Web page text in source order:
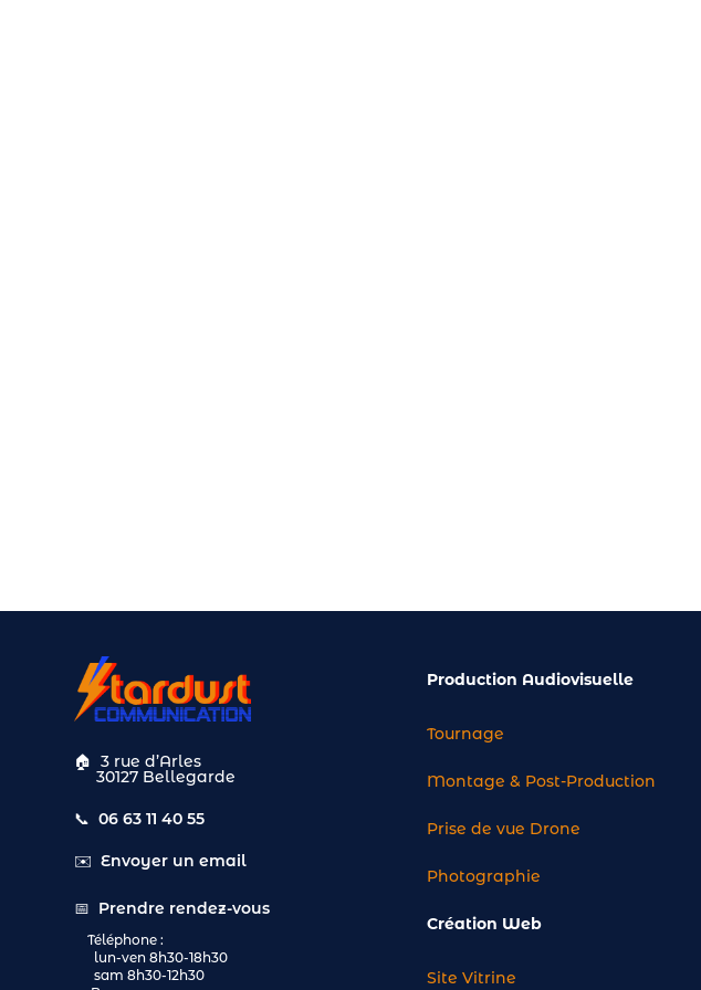
🏠3 rue d’Arles
30127 Bellegarde
📞06 63 11 40 55
✉️Envoyer un email
📅 Prendre rendez-vous
Téléphone :
lun-ven 8h30-18h30
sam 8h30-12h30
Production Audiovisuelle
Tournage
Montage & Post-Production
Prise de vue Drone
Photographie
Création Web
Site Vitrine